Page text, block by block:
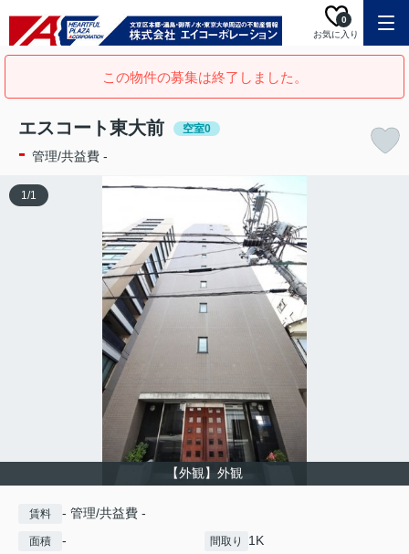
お気に入り
0
この物件の募集は終了しました。
エスコート東大前 空室0
- 管理/共益費 -
【外観】外観
1/1
賃料 - 管理/共益費 -
面積 - 間取り 1K